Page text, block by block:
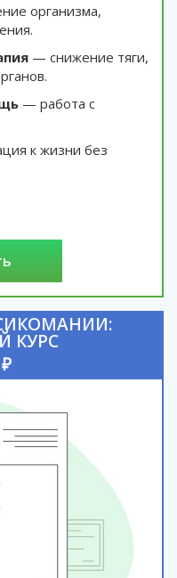
организма,
— снижение тяги,
— работа с
к жизни без
КУРС